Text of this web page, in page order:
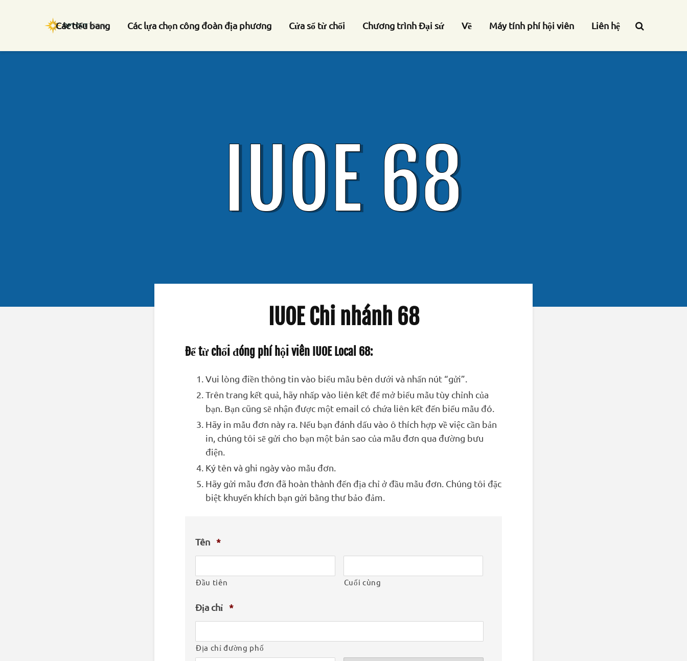
Các tiểu bang Các lựa chọn công đoàn địa phương Cửa sổ từ chối Chương trình Đại sứ Về Máy tính phí hội viên Liên hệ
IUOE Chi nhánh 68
Để từ chối đóng phí hội viên IUOE Local 68:
Vui lòng điền thông tin vào biểu mẫu bên dưới và nhấn nút “gửi”.
Trên trang kết quả, hãy nhấp vào liên kết để mở biểu mẫu tùy chỉnh của
bạn. Bạn cũng sẽ nhận được một email có chứa liên kết đến biểu mẫu đó.
Hãy in mẫu đơn này ra. Nếu bạn đánh dấu vào ô thích hợp về việc cần bản
in, chúng tôi sẽ gửi cho bạn một bản sao của mẫu đơn qua đường bưu
điện.
Ký tên và ghi ngày vào mẫu đơn.
Hãy gửi mẫu đơn đã hoàn thành đến địa chỉ ở đầu mẫu đơn. Chúng tôi đặc
biệt khuyến khích bạn gửi bằng thư bảo đảm.
Tên *
Đầu tiên Cuối cùng
Địa chỉ *
Địa chỉ đường phố